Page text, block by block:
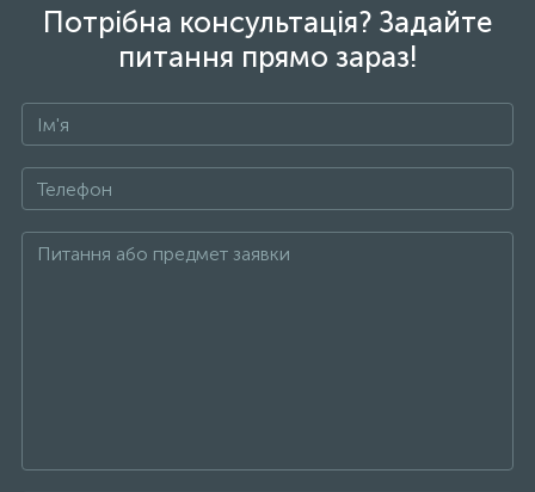
Потрібна консультація? Задайте
питання прямо зараз!